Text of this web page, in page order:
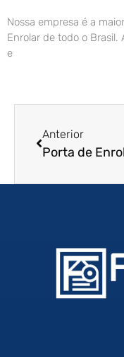
Nossa empresa é a
Enrolar de todo o
e
Anterior